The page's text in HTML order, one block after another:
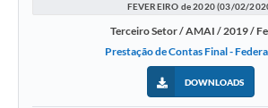
FEVEREIRO de 2020 (03/02/
Terceiro Setor / AMAI / 2019 /
Prestação de Contas Final -
DOWNLOADS